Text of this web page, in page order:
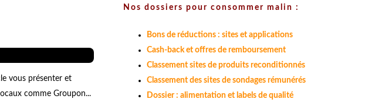
vous présenter et
comme Groupon...
Nos dossiers pour consommer malin :
Bons de réductions : sites et applications
Cash-back et offres de remboursement
Classement sites de produits reconditionnés
Classement des sites de sondages rémunérés
Dossier : alimentation et labels de qualité